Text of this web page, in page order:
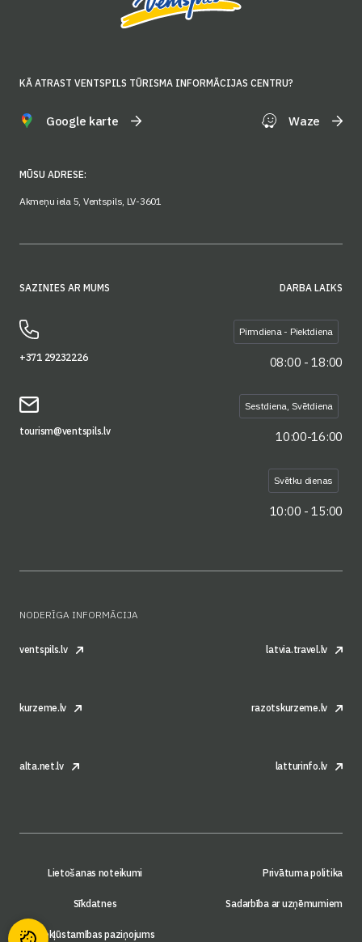
KĀ ATRAST VENTSPILS TŪRISMA INFORMĀCIJAS CENTRU?
Google karte Waze
MŪSU ADRESE:
Akmeņu iela 5, Ventspils, LV-3601
SAZINIES AR MUMS
+371 29232226
tourism@ventspils.lv
DARBA LAIKS
Pirmdiena - Piektdiena
08:00 - 18:00
Sestdiena, Svētdiena
10:00-16:00
Svētku dienas
10:00 - 15:00
NODERĪGA INFORMĀCIJA
ventspils.lv latvia.travel.lv
kurzeme.lv razotskurzeme.lv
alta.net.lv latturinfo.lv
Lietošanas noteikumi Privātuma politika
Sīkdatnes Sadarbība ar uzņēmumiem
Piekļūstamības paziņojums